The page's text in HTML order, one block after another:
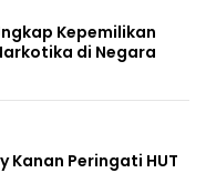
Kepemilikan
di Negara
Kanan Peringati HUT